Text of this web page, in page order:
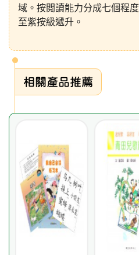
域。按閲讀能力分成七個程
至紫按級遞升。
相關產品推薦